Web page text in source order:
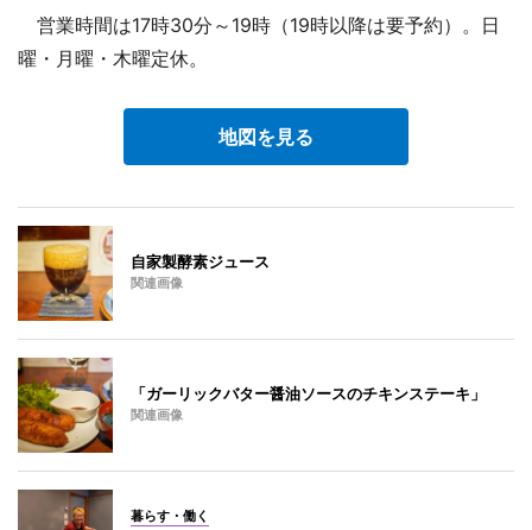
営業時間は17時30分～19時（19時以降は要予約）。日
曜・月曜・木曜定休。
地図を見る
自家製酵素ジュース
関連画像
「ガーリックバター醤油ソースのチキンステーキ」
関連画像
暮らす・働く